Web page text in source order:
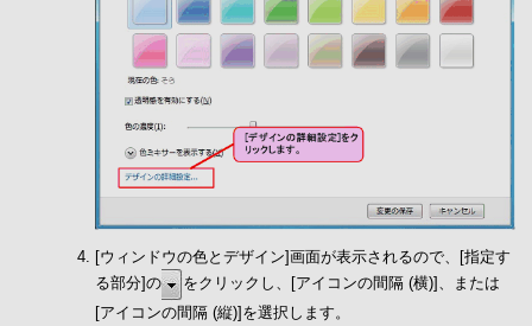
[ウィンドウの色とデザイン]画面が表示されるので、[指定す
る部分]の
をクリックし、[アイコンの間隔 (横)]、または
[アイコンの間隔 (縦)]を選択します。